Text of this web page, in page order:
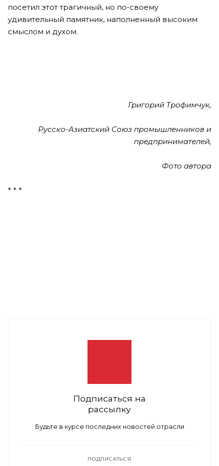
посетил этот трагичный, но по-своему
удивительный памятник, наполненный высоким
смыслом и духом.
Григорий Трофимчук,
Русско-Азиатский Союз промышленников и
предпринимателей,
Фото автора
* * *
Подписаться на
рассылку
Будьте в курсе последних новостей отрасли
ПОДПИСАТЬСЯ